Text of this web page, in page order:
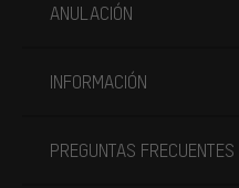
ANULACIÓN
INFORMACIÓN
PREGUNTAS FRECUENTES